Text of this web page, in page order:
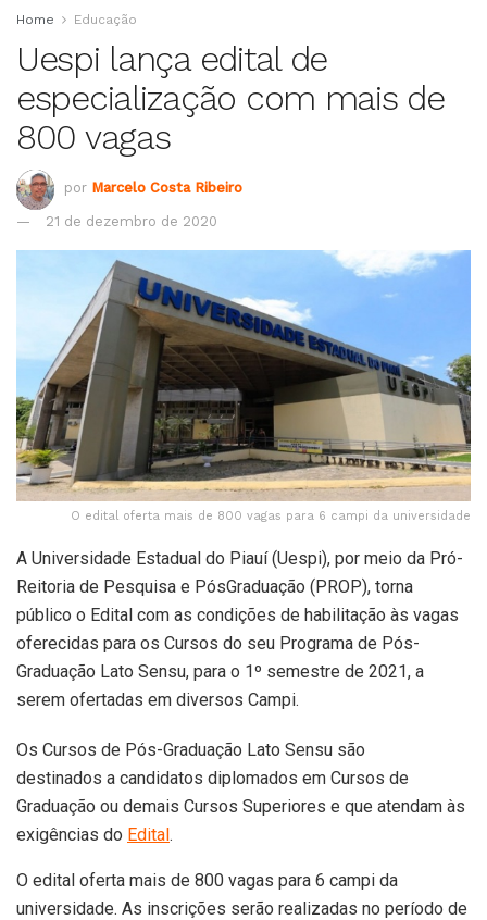
Home Educação
Uespi lança edital de
especialização com mais de
800 vagas
por Marcelo Costa Ribeiro
21 de dezembro de 2020
O edital oferta mais de 800 vagas para 6 campi da universidade
A Universidade Estadual do Piauí (Uespi), por meio da Pró-
Reitoria de Pesquisa e PósGraduação (PROP), torna
público o Edital com as condições de habilitação às vagas
oferecidas para os Cursos do seu Programa de Pós-
Graduação Lato Sensu, para o 1º semestre de 2021, a
serem ofertadas em diversos Campi.
Os Cursos de Pós-Graduação Lato Sensu são
destinados a candidatos diplomados em Cursos de
Graduação ou demais Cursos Superiores e que atendam às
exigências do Edital.
O edital oferta mais de 800 vagas para 6 campi da
universidade. As inscrições serão realizadas no período de